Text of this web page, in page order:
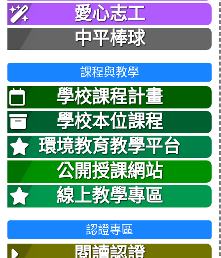
愛心志工
中平棒球
課程與教學
學校課程計畫
學校本位課程
環境教育教學平台
公開授課網站
線上教學專區
認證專區